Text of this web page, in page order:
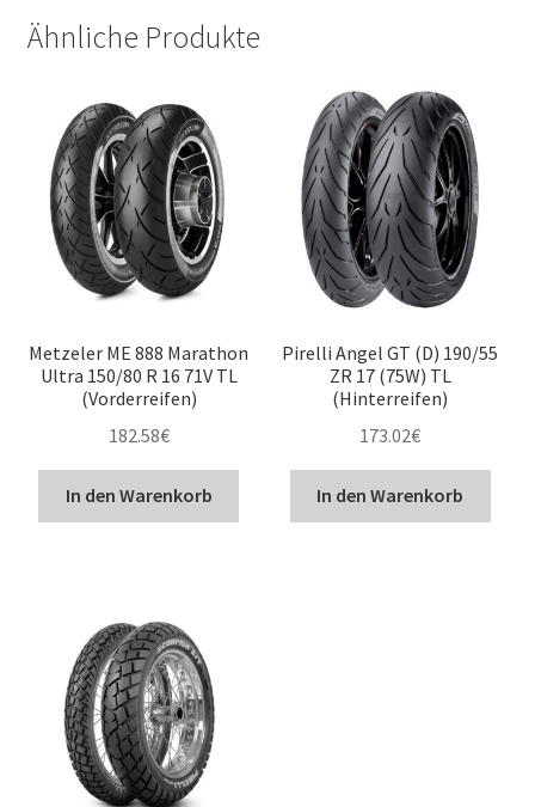
Ähnliche Produkte
Metzeler ME 888 Marathon
Ultra 150/80 R 16 71V TL
(Vorderreifen)
182.58€
In den Warenkorb
Pirelli Angel GT (D) 190/55
ZR 17 (75W) TL
(Hinterreifen)
173.02€
In den Warenkorb